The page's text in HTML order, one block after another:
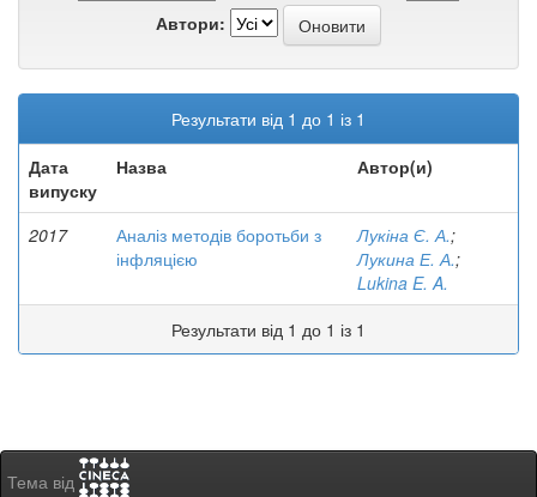
Автори:
Результати від 1 до 1 із 1
Дата
випуску
Назва Автор(и)
2017
Аналіз методів боротьби з
інфляцією
Лукіна Є. А.;
Лукина Е. А.;
Lukina E. A.
Результати від 1 до 1 із 1
Тема від